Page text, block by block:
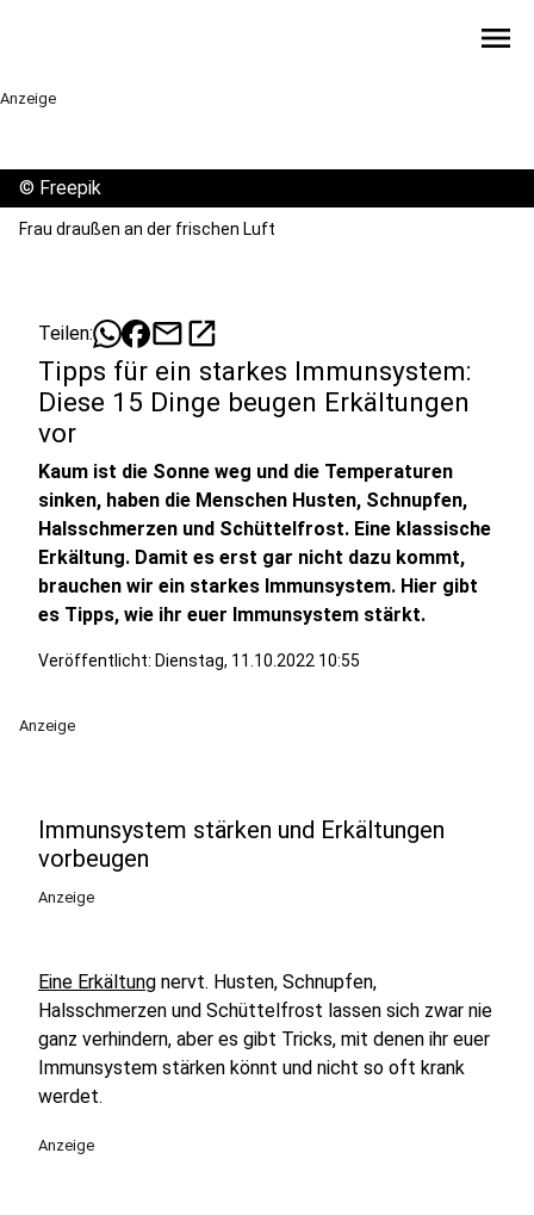
menu
Anzeige
© Freepik
Frau draußen an der frischen Luft
Teilen: mailopen_in_new
Tipps für ein starkes Immunsystem:
Diese 15 Dinge beugen Erkältungen
vor
Kaum ist die Sonne weg und die Temperaturen
sinken, haben die Menschen Husten, Schnupfen,
Halsschmerzen und Schüttelfrost. Eine klassische
Erkältung. Damit es erst gar nicht dazu kommt,
brauchen wir ein starkes Immunsystem. Hier gibt
es Tipps, wie ihr euer Immunsystem stärkt.
Veröffentlicht: Dienstag, 11.10.2022 10:55
Anzeige
Immunsystem stärken und Erkältungen
vorbeugen
Anzeige
Eine Erkältung nervt. Husten, Schnupfen,
Halsschmerzen und Schüttelfrost lassen sich zwar nie
ganz verhindern, aber es gibt Tricks, mit denen ihr euer
Immunsystem stärken könnt und nicht so oft krank
werdet.
Anzeige